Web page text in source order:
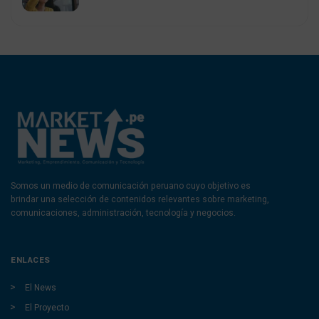
Somos un medio de comunicación peruano cuyo objetivo es
brindar una selección de contenidos relevantes sobre marketing,
comunicaciones, administración, tecnología y negocios.
ENLACES
El News
El Proyecto